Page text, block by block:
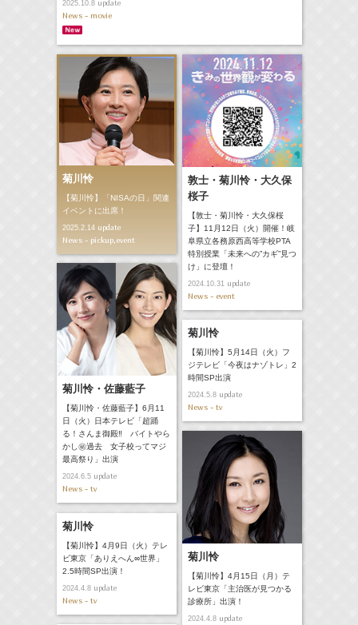
2025.10.8update
News - movie
菊川怜
【菊川怜】「NISAの日」関連
イベントに出席！
2025.2.14update
News - pickup,event
敦士・菊川怜・大久保
桜子
【敦士・菊川怜・大久保桜
子】11月12日（火）開催！岐
阜県立各務原西高等学校PTA
特別授業「未来への”カギ”見つ
け」に登壇！
2024.10.31update
News - event
菊川怜・佐藤藍子
【菊川怜・佐藤藍子】6月11
日（火）日本テレビ「超踊
る！さんま御殿‼ バイトやら
かし㊙過去 女子校ってマジ
最高祭り」出演
2024.6.5update
News - tv
菊川怜
【菊川怜】5月14日（火）フ
ジテレビ「今夜はナゾトレ」2
時間SP出演
2024.5.8update
News - tv
菊川怜
【菊川怜】4月15日（月）テ
レビ東京「主治医が見つかる
診療所」出演！
2024.4.8update
菊川怜
【菊川怜】4月9日（火）テレ
ビ東京「ありえへん∞世界」
2.5時間SP出演！
2024.4.8update
News - tv